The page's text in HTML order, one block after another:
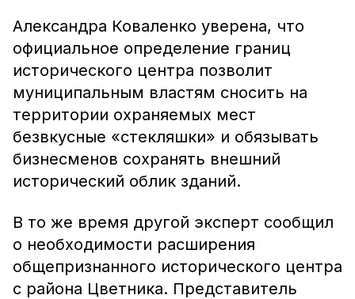
Александра Коваленко уверена, что
официальное определение границ
исторического центра позволит
муниципальным властям сносить на
территории охраняемых мест
безвкусные «стекляшки» и обязывать
бизнесменов сохранять внешний
исторический облик зданий.
В то же время другой эксперт сообщил
о необходимости расширения
общепризнанного исторического центра
с района Цветника. Представитель